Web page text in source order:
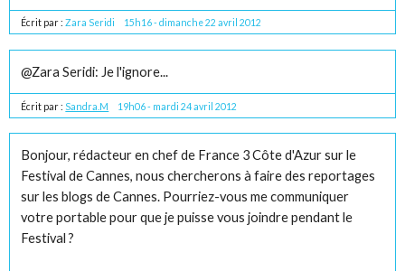
Écrit par :Zara Seridi 15h16-dimanche 22 avril 2012
@Zara Seridi: Je l'ignore...
Écrit par : Sandra.M 19h06- mardi 24 avril 2012
Bonjour, rédacteur en chef de France 3 Côte d'Azur sur le
Festival de Cannes, nous chercherons à faire des reportages
sur les blogs de Cannes. Pourriez-vous me communiquer
votre portable pour que je puisse vous joindre pendant le
Festival ?